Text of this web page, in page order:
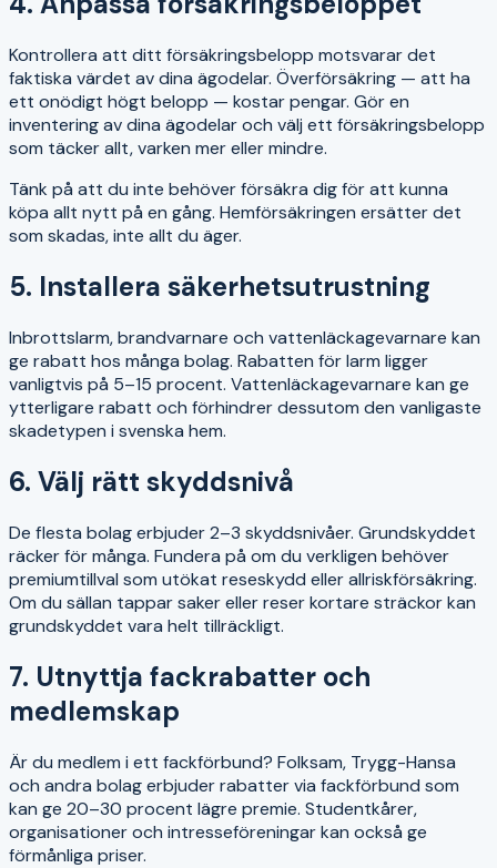
Kontrollera att ditt försäkringsbelopp motsvarar det
faktiska värdet av dina ägodelar. Överförsäkring — att ha
ett onödigt högt belopp — kostar pengar. Gör en
inventering av dina ägodelar och välj ett försäkringsbelopp
som täcker allt, varken mer eller mindre.
Tänk på att du inte behöver försäkra dig för att kunna
köpa allt nytt på en gång. Hemförsäkringen ersätter det
som skadas, inte allt du äger.
5. Installera säkerhetsutrustning
Inbrottslarm, brandvarnare och vattenläckagevarnare kan
ge rabatt hos många bolag. Rabatten för larm ligger
vanligtvis på 5–15 procent. Vattenläckagevarnare kan ge
ytterligare rabatt och förhindrer dessutom den vanligaste
skadetypen i svenska hem.
6. Välj rätt skyddsnivå
De flesta bolag erbjuder 2–3 skyddsnivåer. Grundskyddet
räcker för många. Fundera på om du verkligen behöver
premiumtillval som utökat reseskydd eller allriskförsäkring.
Om du sällan tappar saker eller reser kortare sträckor kan
grundskyddet vara helt tillräckligt.
7. Utnyttja fackrabatter och
medlemskap
Är du medlem i ett fackförbund? Folksam, Trygg-Hansa
och andra bolag erbjuder rabatter via fackförbund som
kan ge 20–30 procent lägre premie. Studentkårer,
organisationer och intresseföreningar kan också ge
förmånliga priser.